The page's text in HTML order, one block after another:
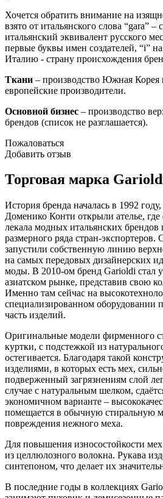
Хочется обратить внимание на
взято от итальянского слова “gara” –
итальянский эквивалент русского
первые буквы имен создателей, “i”
Италию - страну происхождения
Ткани – производство Южная
европейские производители.
Основной бизнес – производство
брендов (список не разглашается).
Пожаловаться
Добавить отзыв
Торговая марка
История бренда началась в 1992
Доменико Конти открыли ателье, где
лекала модных итальянских брендов
размерного ряда стран-экспортеров.
запустили собственную линию
на самых передовых дизайнерских
моды. В 2010-ом бренд Garioldi стал
азиатском рынке, представив свою
Именно там сейчас на
специализированном оборудовании
часть изделий.
Оригинальные модели фирменного
куртки, c подстежкой из
остегивается. Благодаря такой
изделиями, в которых есть мех,
подверженный загрязнениям слой
случае с натуральным шелком,
экономичном варианте –
помещается в обычную стиральную
повреждения нежного меха.
Для повышения износостойкости мех
из целлюлозного волокна. Рукава
синтепоном, что делает их
В последние годы в коллекциях